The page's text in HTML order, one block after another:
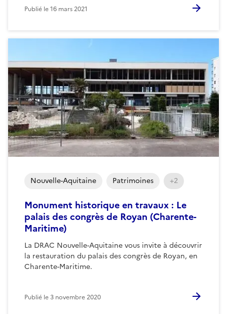
Publié le16 mars 2021
Monument historique en travaux : Le
palais des congrès de Royan (Charente-
Maritime)
La DRAC Nouvelle-Aquitaine vous invite à découvrir
la restauration du palais des congrès de Royan, en
Charente-Maritime.
Nouvelle-Aquitaine Patrimoines +2
Publié le3 novembre 2020